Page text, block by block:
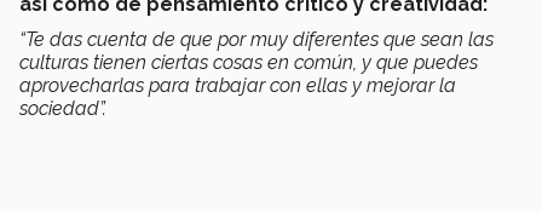
“Te das cuenta de que por muy diferentes que sean las
culturas tienen ciertas cosas en común, y que puedes
aprovecharlas para trabajar con ellas y mejorar la
sociedad”.